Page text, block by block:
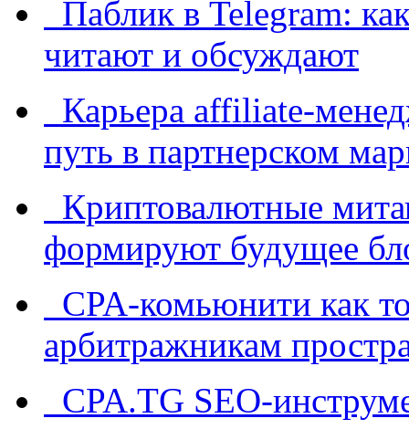
Паблик в Telegram:
читают и обсуждают
Карьера affiliate-
путь в партнерском
Криптовалютные
формируют будущее
CPA-комьюнити как
арбитражникам
CPA.TG SEO-